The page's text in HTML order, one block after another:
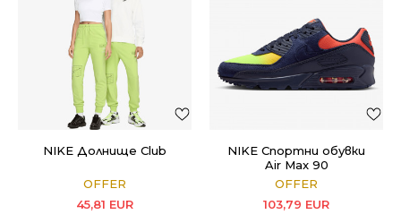
NIKE Долнищe Club
OFFER
45,81 EUR
NIKE Спортни обувки
Air Max 90
OFFER
103,79 EUR